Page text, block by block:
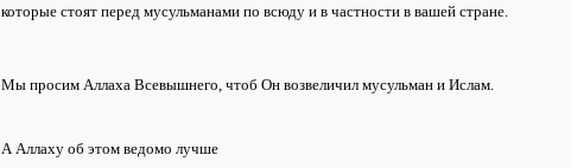
которые стоят перед мусульманами по всюду и в частности в вашей стране.
Мы просим Аллаха Всевышнего, чтоб Он возвеличил мусульман и Ислам.
А Аллаху об этом ведомо лучше